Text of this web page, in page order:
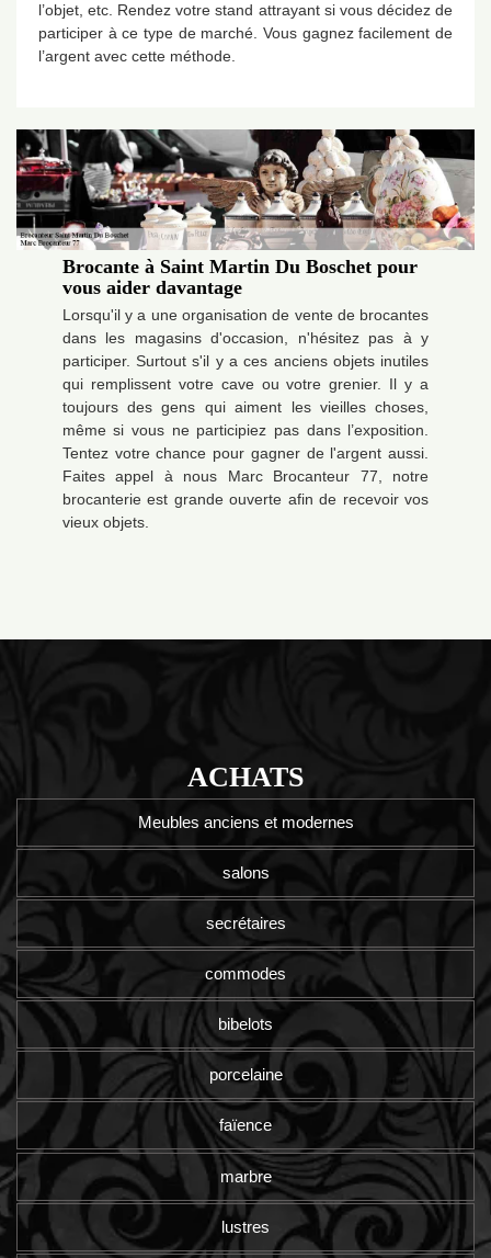
l’objet, etc. Rendez votre stand attrayant si vous décidez de
participer à ce type de marché. Vous gagnez facilement de
l’argent avec cette méthode.
Brocante à Saint Martin Du Boschet pour
vous aider davantage
Lorsqu'il y a une organisation de vente de brocantes
dans les magasins d'occasion, n'hésitez pas à y
participer. Surtout s'il y a ces anciens objets inutiles
qui remplissent votre cave ou votre grenier. Il y a
toujours des gens qui aiment les vieilles choses,
même si vous ne participiez pas dans l’exposition.
Tentez votre chance pour gagner de l'argent aussi.
Faites appel à nous Marc Brocanteur 77, notre
brocanterie est grande ouverte afin de recevoir vos
vieux objets.
ACHATS
Meubles anciens et modernes
salons
secrétaires
commodes
bibelots
porcelaine
faïence
marbre
lustres